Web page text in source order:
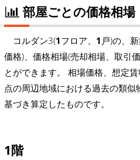
部屋ごとの価格相場
コルダン3(1フロア、 1 戸)の、
価格)、価格相場(売却相場、取引
とができます。 相場価格、想定
点の周辺地域における過去の類
基づき算定したものです。
1階